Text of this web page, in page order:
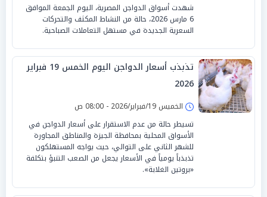
شهدت أسواق الدواجن المصرية، اليوم الجمعة الموافق
6 مارس 2026، حالة من النشاط المكثف والتحركات
السعرية الجديدة في مستهل التعاملات الصباحية.
تذبذب أسعار الدواجن اليوم الخمس 19 فبراير
2026
الخميس 19/فبراير/2026 - 08:00 ص
تسيطر حالة من عدم الاستقرار على أسعار الدواجن في
الأسواق المحلية بمحافظة الجيزة والمناطق المجاورة
للشهر الثاني على التوالي، حيث يواجه المستهلكون
تذبذباً يومياً في الأسعار يجعل من الصعب التنبؤ بتكلفة
«بروتين الغلابة».